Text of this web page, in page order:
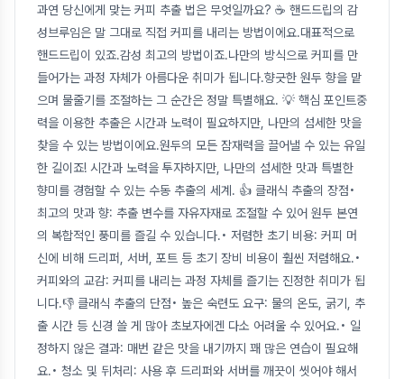
과연 당신에게 맞는 커피 추출 법은 무엇일까요? ☕ 핸드드립의 감
성브루임은 말 그대로 직접 커피를 내리는 방법이에요.대표적으로
핸드드립이 있죠.감성 최고의 방법이죠.나만의 방식으로 커피를 만
들어가는 과정 자체가 아름다운 취미가 됩니다.향긋한 원두 향을 맡
으며 물줄기를 조절하는 그 순간은 정말 특별해요. 💡 핵심 포인트중
력을 이용한 추출은 시간과 노력이 필요하지만, 나만의 섬세한 맛을
찾을 수 있는 방법이에요.원두의 모든 잠재력을 끌어낼 수 있는 유일
한 길이죠! 시간과 노력을 투자하지만, 나만의 섬세한 맛과 특별한
향미를 경험할 수 있는 수동 추출의 세계. 👍 클래식 추출의 장점•
최고의 맛과 향: 추출 변수를 자유자재로 조절할 수 있어 원두 본연
의 복합적인 풍미를 즐길 수 있습니다.• 저렴한 초기 비용: 커피 머
신에 비해 드리퍼, 서버, 포트 등 초기 장비 비용이 훨씬 저렴해요.•
커피와의 교감: 커피를 내리는 과정 자체를 즐기는 진정한 취미가 됩
니다.👎 클래식 추출의 단점• 높은 숙련도 요구: 물의 온도, 굵기, 추
출 시간 등 신경 쓸 게 많아 초보자에겐 다소 어려울 수 있어요.• 일
정하지 않은 결과: 매번 같은 맛을 내기까지 꽤 많은 연습이 필요해
요.• 청소 및 뒤처리: 사용 후 드리퍼와 서버를 깨끗이 씻어야 해서